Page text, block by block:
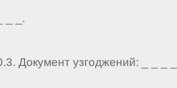
_ _ _.
Документ узгоджений: _ _ _